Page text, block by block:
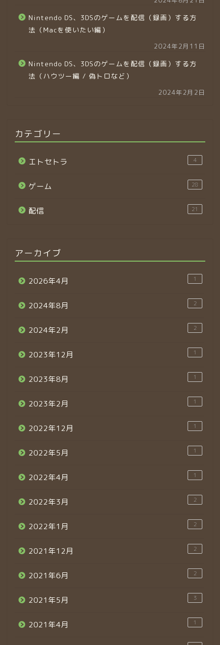
Nintendo DS、3DSのゲームを配信（録画）する方
法（Macを使いたい編）
2024年2月11日
Nintendo DS、3DSのゲームを配信（録画）する方
法（ハウツー編 / 偽トロなど）
2024年2月2日
カテゴリー
エトセトラ 4
ゲーム 28
配信 21
アーカイブ
2026年4月 1
2024年8月 2
2024年2月 2
2023年12月 1
2023年8月 1
2023年2月 1
2022年12月 1
2022年5月 1
2022年4月 1
2022年3月 2
2022年1月 2
2021年12月 2
2021年6月 2
2021年5月 3
2021年4月 1